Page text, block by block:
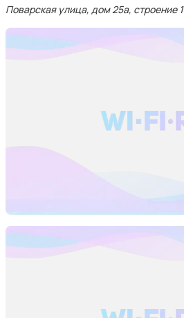
Поварская улица, дом 25а, строение 1